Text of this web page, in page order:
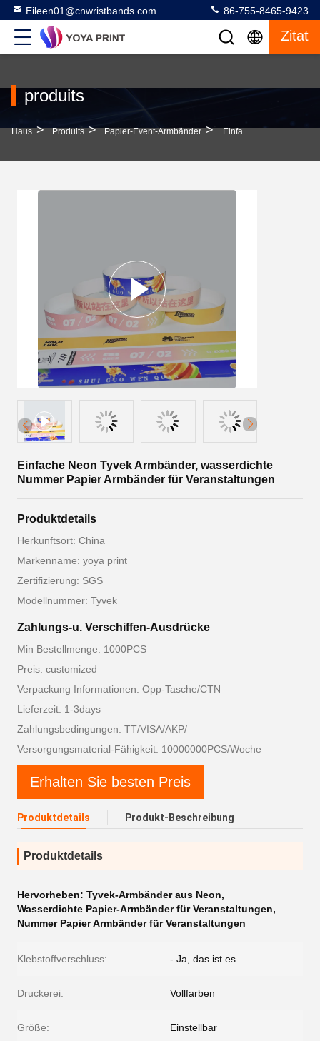
Eileen01@cnwristbands.com 86-755-8465-9423
Zitat
produits
Haus > Produits > Papier-Event-Armbänder > Einfache Neon Tyvek Armbänder, Wasserdichte Nummer Papier Armbänder Für Veranstaltungen
Einfache Neon Tyvek Armbänder, wasserdichte
Nummer Papier Armbänder für Veranstaltungen
Produktdetails
Herkunftsort: China
Markenname: yoya print
Zertifizierung: SGS
Modellnummer: Tyvek
Zahlungs-u. Verschiffen-Ausdrücke
Min Bestellmenge: 1000PCS
Preis: customized
Verpackung Informationen: Opp-Tasche/CTN
Lieferzeit: 1-3days
Zahlungsbedingungen: TT/VISA/AKP/
Versorgungsmaterial-Fähigkeit: 10000000PCS/Woche
Erhalten Sie besten Preis
Produktdetails Produkt-Beschreibung
Produktdetails
Hervorheben: Tyvek-Armbänder aus Neon,
Wasserdichte Papier-Armbänder für Veranstaltungen,
Nummer Papier Armbänder für Veranstaltungen
Klebstoffverschluss: - Ja, das ist es.
Druckerei: Vollfarben
Größe: Einstellbar